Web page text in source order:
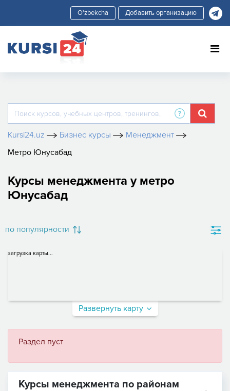
Добавить организацию
Kursi24.uz Бизнес курсы
Менеджмент
Метро Юнусабад
Курсы менеджмента у метро
Юнусабад
по популярности
загрузка карты...
Развернуть карту
Раздел пуст
Курсы менеджмента по районам